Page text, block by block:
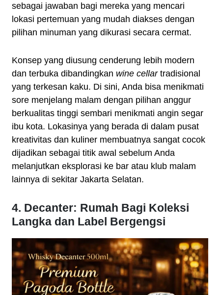
sebagai jawaban bagi mereka yang mencari
lokasi pertemuan yang mudah diakses dengan
pilihan minuman yang dikurasi secara cermat.
Konsep yang diusung cenderung lebih modern
dan terbuka dibandingkan wine cellartradisional
yang terkesan kaku. Di sini, Anda bisa menikmati
sore menjelang malam dengan pilihan anggur
berkualitas tinggi sembari menikmati angin segar
ibu kota. Lokasinya yang berada di dalam pusat
kreativitas dan kuliner membuatnya sangat cocok
dijadikan sebagai titik awal sebelum Anda
melanjutkan eksplorasi ke bar atau klub malam
lainnya di sekitar Jakarta Selatan.
4. Decanter: Rumah Bagi Koleksi
Langka dan Label Bergengsi